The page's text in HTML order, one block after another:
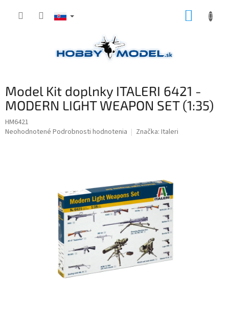
Model Kit doplnky ITALERI 6421 -
MODERN LIGHT WEAPON SET (1:35)
HM6421
Priemerné
Neohodnotené Podrobnosti hodnotenia Značka: Italeri